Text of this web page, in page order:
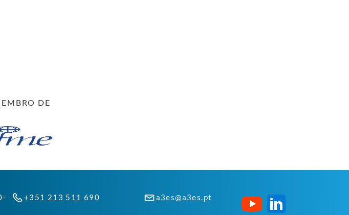
DE
+351 213 511 690 a3es@a3es.pt